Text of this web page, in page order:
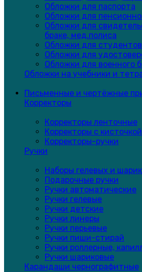
Обложки для паспорта
Обложки для
Обложки для
браке, мед.полиса
Обложки для студентов
Обложки для
Обложки для военного
Обложки на учебники и
Письменные и чертёжные
Корректоры
Корректоры ленточные
Корректоры с кисточкой
Корректоры-ручки
Ручки
Наборы гелевых и
Подарочные ручки
Ручки автоматические
Ручки гелевые
Ручки детские
Ручки линеры
Ручки перьевые
Ручки пиши-стирай
Ручки роллерные,
Ручки шариковые
Карандаши чернографитные